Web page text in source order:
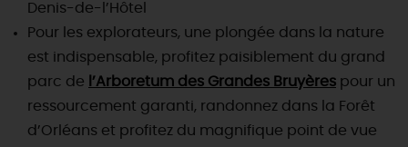
Denis-de-l’Hôtel
Pour les explorateurs, une plongée dans la nature
est indispensable, profitez paisiblement du grand
parc de
l’Arboretum des Grandes Bruyères pour un
ressourcement garanti, randonnez dans la Forêt
d’Orléans et profitez du magnifique point de vue